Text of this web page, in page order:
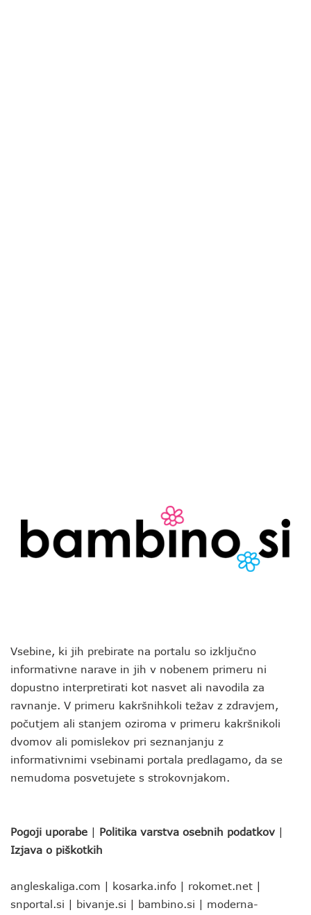
Vsebine, ki jih prebirate na portalu so izključno
informativne narave in jih v nobenem primeru ni
dopustno interpretirati kot nasvet ali navodila za
ravnanje. V primeru kakršnihkoli težav z zdravjem,
počutjem ali stanjem oziroma v primeru kakršnikoli
dvomov ali pomislekov pri seznanjanju z
informativnimi vsebinami portala predlagamo, da se
nemudoma posvetujete s strokovnjakom.
Pogoji uporabe | Politika varstva osebnih podatkov |
Izjava o piškotkih
angleskaliga.com | kosarka.info | rokomet.net |
snportal.si | bivanje.si | bambino.si | moderna-